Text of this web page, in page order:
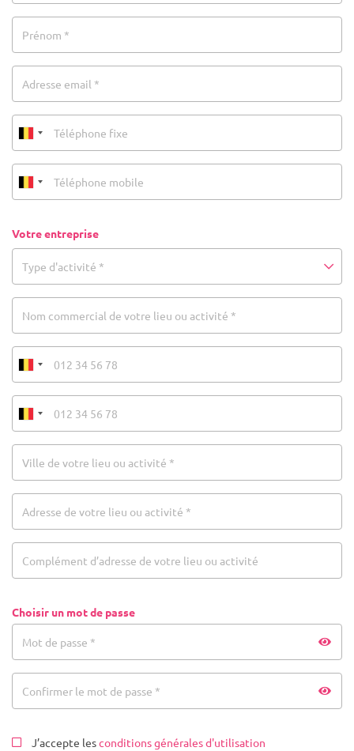
Prénom *
Adresse email *
Votre entreprise
Type d'activité *
Nom commercial de votre lieu ou activité *
Ville de votre lieu ou activité *
Adresse de votre lieu ou activité *
Complément d’adresse de votre lieu ou activité
Choisir un mot de passe
Mot de passe *
Confirmer le mot de passe *
J’accepte lesconditions générales d'utilisation